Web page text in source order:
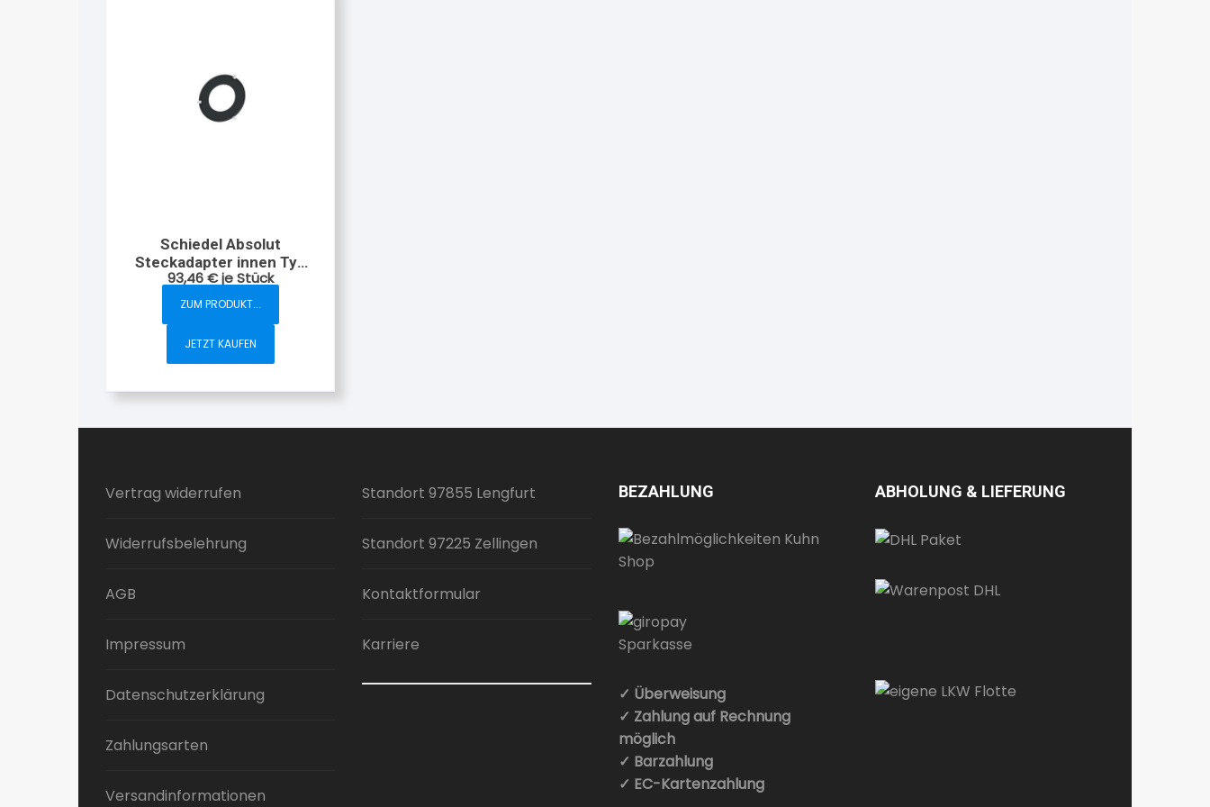
Schiedel Absolut
Steckadapter innen Typ
14 160 mm
93,46€ je Stück
ZUM PRODUKT...
JETZT KAUFEN
Vertrag widerrufen
Widerrufsbelehrung
AGB
Impressum
Datenschutzerklärung
Zahlungsarten
Versandinformationen
Standort 97855 Lengfurt
Standort 97225 Zellingen
Kontaktformular
Karriere
BEZAHLUNG
✓ Überweisung
✓ Zahlung auf Rechnung
möglich
✓ Barzahlung
✓ EC-Kartenzahlung
ABHOLUNG & LIEFERUNG